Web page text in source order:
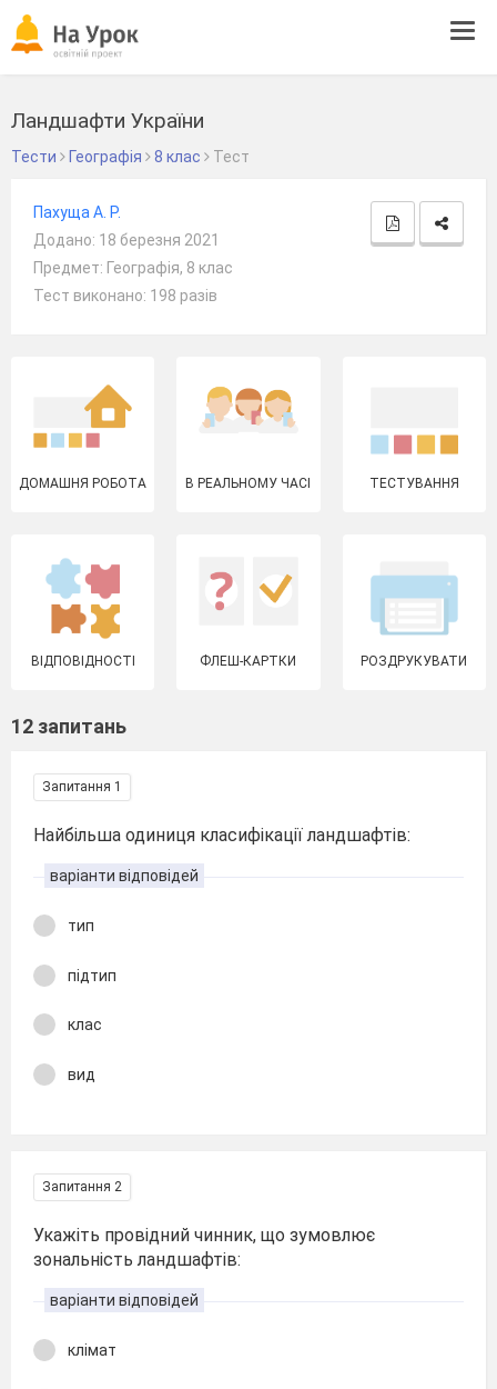
Ландшафти України
Тести Географія 8 клас Тест
Пахуща А. Р.
Додано: 18 березня 2021
Предмет: Географія, 8 клас
Тест виконано: 198 разів
ДОМАШНЯ РОБОТА В РЕАЛЬНОМУ ЧАСІ ТЕСТУВАННЯ
ВІДПОВІДНОСТІ ФЛЕШ-КАРТКИ РОЗДРУКУВАТИ
12 запитань
Запитання 1
Найбільша одиниця класифікації ландшафтів:
варіанти відповідей
тип
підтип
клас
вид
Запитання 2
Укажіть провідний чинник, що зумовлює
зональність ландшафтів:
варіанти відповідей
клімат